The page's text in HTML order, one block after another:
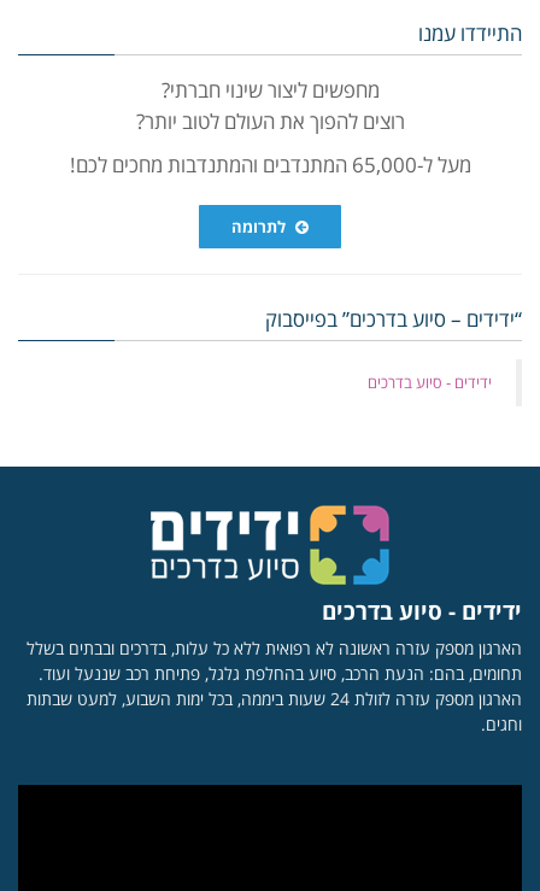
התיידדו עמנו
מחפשים ליצור שינוי חברתי?
רוצים להפוך את העולם לטוב יותר?
מעל ל-65,000 המתנדבים והמתנדבות מחכים לכם!
לתרומה
“ידידים – סיוע בדרכים” בפייסבוק
‏ידידים - סיוע בדרכים
ידידים - סיוע בדרכים
הארגון מספק עזרה ראשונה לא רפואית ללא כל עלות, בדרכים ובבתים בשלל
תחומים, בהם: הנעת הרכב, סיוע בהחלפת גלגל, פתיחת רכב שננעל ועוד.
הארגון מספק עזרה לזולת 24 שעות ביממה, בכל ימות השבוע, למעט שבתות
וחגים.